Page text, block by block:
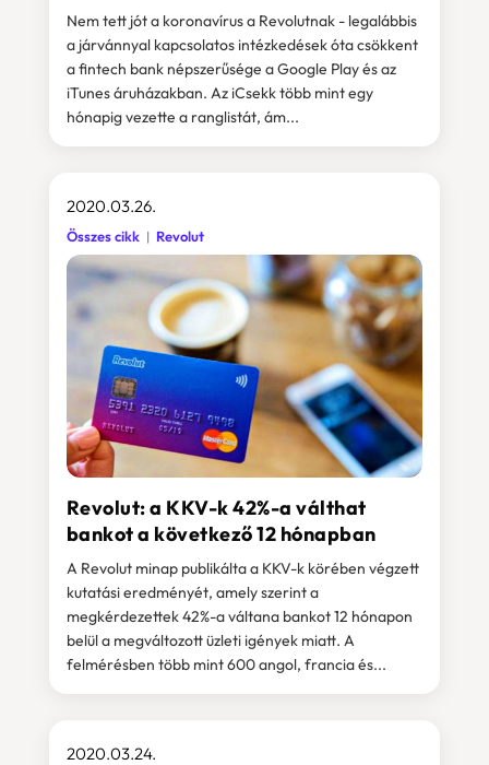
Nem tett jót a koronavírus a Revolutnak - legalábbis
a járvánnyal kapcsolatos intézkedések óta csökkent
a fintech bank népszerűsége a Google Play és az
iTunes áruházakban. Az iCsekk több mint egy
hónapig vezette a ranglistát, ám...
Revolut: a KKV-k 42%-a válthat
bankot a következő 12 hónapban
2020.03.26.
Összes cikk Revolut
A Revolut minap publikálta a KKV-k körében végzett
kutatási eredményét, amely szerint a
megkérdezettek 42%-a váltana bankot 12 hónapon
belül a megváltozott üzleti igények miatt. A
felmérésben több mint 600 angol, francia és...
2020.03.24.